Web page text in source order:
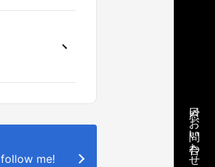
follow me! 窓口／お問い合わせ